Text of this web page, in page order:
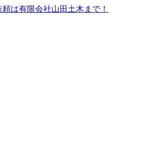
は有限会社山田土木まで！